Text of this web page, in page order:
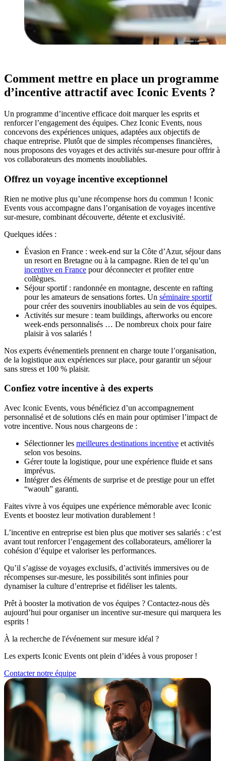
Comment mettre en place un programme
d’incentive attractif avec Iconic Events ?
Un programme d’incentive efficace doit marquer les esprits et
renforcer l’engagement des équipes. Chez Iconic Events, nous
concevons des expériences uniques, adaptées aux objectifs de
chaque entreprise. Plutôt que de simples récompenses financières,
nous proposons des voyages et des activités sur-mesure pour offrir à
vos collaborateurs des moments inoubliables.
Offrez un voyage incentive exceptionnel
Rien ne motive plus qu’une récompense hors du commun ! Iconic
Events vous accompagne dans l’organisation de voyages incentive
sur-mesure, combinant découverte, détente et exclusivité.
Quelques idées :
Évasion en France : week-end sur la Côte d’Azur, séjour dans
un resort en Bretagne ou à la campagne. Rien de tel qu’un
incentive en France pour déconnecter et profiter entre
collègues.
Séjour sportif : randonnée en montagne, descente en rafting
pour les amateurs de sensations fortes. Un séminaire sportif
pour créer des souvenirs inoubliables au sein de vos équipes.
Activités sur mesure : team buildings, afterworks ou encore
week-ends personnalisés … De nombreux choix pour faire
plaisir à vos salariés !
Nos experts événementiels prennent en charge toute l’organisation,
de la logistique aux expériences sur place, pour garantir un séjour
sans stress et 100 % plaisir.
Confiez votre incentive à des experts
Avec Iconic Events, vous bénéficiez d’un accompagnement
personnalisé et de solutions clés en main pour optimiser l’impact de
votre incentive. Nous nous chargeons de :
Sélectionner les meilleures destinations incentive et activités
selon vos besoins.
Gérer toute la logistique, pour une expérience fluide et sans
imprévus.
Intégrer des éléments de surprise et de prestige pour un effet
“waouh” garanti.
Faites vivre à vos équipes une expérience mémorable avec Iconic
Events et boostez leur motivation durablement !
L’incentive en entreprise est bien plus que motiver ses salariés : c’est
avant tout renforcer l’engagement des collaborateurs, améliorer la
cohésion d’équipe et valoriser les performances.
Qu’il s’agisse de voyages exclusifs, d’activités immersives ou de
récompenses sur-mesure, les possibilités sont infinies pour
dynamiser la culture d’entreprise et fidéliser les talents.
Prêt à booster la motivation de vos équipes ? Contactez-nous dès
aujourd’hui pour organiser un incentive sur-mesure qui marquera les
esprits !
À la recherche de l'événement sur mesure idéal ?
Les experts Iconic Events ont plein d’idées à vous proposer !
Contacter notre équipe